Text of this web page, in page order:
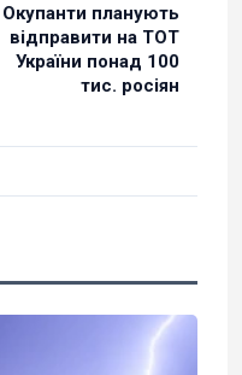
Окупанти планують
відправити на ТОТ
України понад 100
тис. росіян